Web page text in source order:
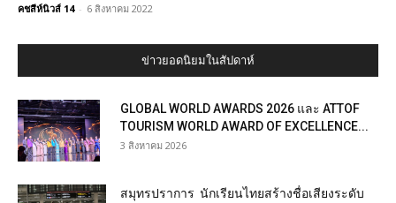
คชสีห์นิวส์ 14 - 6 สิงหาคม 2022
ข่าวยอดนิยมในสัปดาห์
GLOBAL WORLD AWARDS 2026 และ ATTOF
TOURISM WORLD AWARD OF EXCELLENCE...
3 สิงหาคม 2026
สมุทรปราการ นักเรียนไทยสร้างชื่อเสียงระดับ